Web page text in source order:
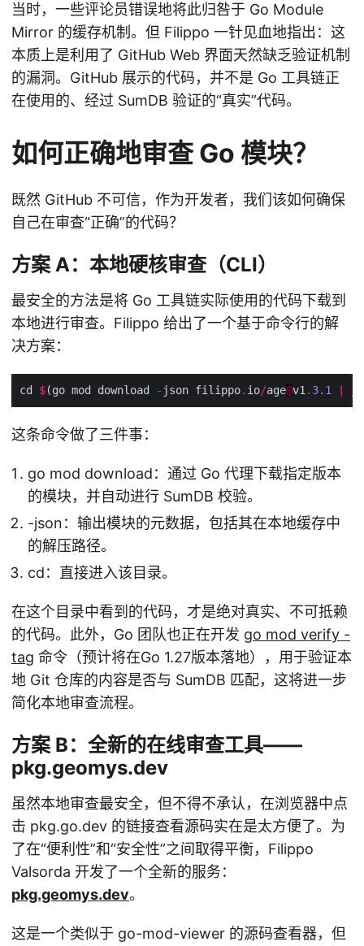
当时，一些评论员错误地将此归咎于 Go Module
Mirror 的缓存机制。但 Filippo 一针见血地指出：这
本质上是利用了 GitHub Web 界面天然缺乏验证机制
的漏洞。GitHub 展示的代码，并不是 Go 工具链正
在使用的、经过 SumDB 验证的“真实”代码。
如何正确地审查 Go 模块？
既然 GitHub 不可信，作为开发者，我们该如何确保
自己在审查“正确”的代码？
方案 A：本地硬核审查（CLI）
最安全的方法是将 Go 工具链实际使用的代码下载到
本地进行审查。Filippo 给出了一个基于命令行的解
决方案：
cd $(go mod download - json filippo. io/age@v1 . 3.1
这条命令做了三件事：
go mod download：通过 Go 代理下载指定版本
的模块，并自动进行 SumDB 校验。
-json：输出模块的元数据，包括其在本地缓存中
的解压路径。
cd：直接进入该目录。
在这个目录中看到的代码，才是绝对真实、不可抵赖
的代码。此外，Go 团队也正在开发 go mod verify -
tag 命令（预计将在Go 1.27版本落地），用于验证本
地 Git 仓库的内容是否与 SumDB 匹配，这将进一步
简化本地审查流程。
方案 B：全新的在线审查工具——
pkg.geomys.dev
虽然本地审查最安全，但不得不承认，在浏览器中点
击 pkg.go.dev 的链接查看源码实在是太方便了。为
了在“便利性”和“安全性”之间取得平衡，Filippo
Valsorda 开发了一个全新的服务：
pkg.geomys.dev。
这是一个类似于 go-mod-viewer 的源码查看器，但